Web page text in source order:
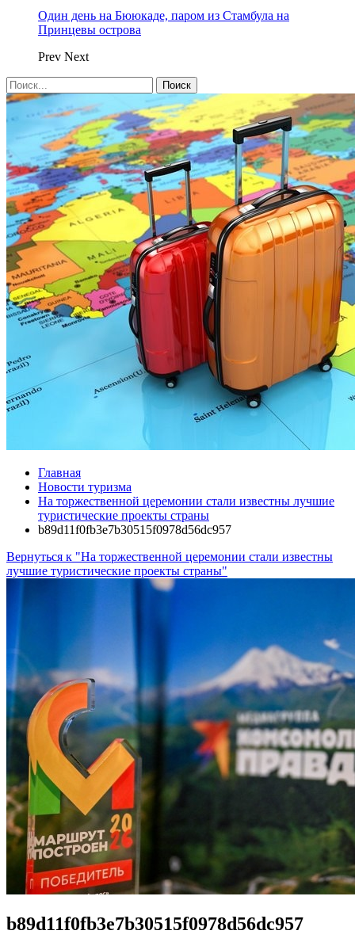
Один день на Бююкаде, паром из Стамбула на
Принцевы острова
Prev Next
Главная
Новости туризма
На торжественной церемонии стали известны лучшие
туристические проекты страны
b89d11f0fb3e7b30515f0978d56dc957
Вернуться к "На торжественной церемонии стали известны
лучшие туристические проекты страны"
b89d11f0fb3e7b30515f0978d56dc957